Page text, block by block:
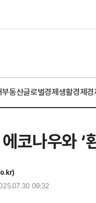
부동산글로벌경제생활경제경
코나우와 ‘
09:32